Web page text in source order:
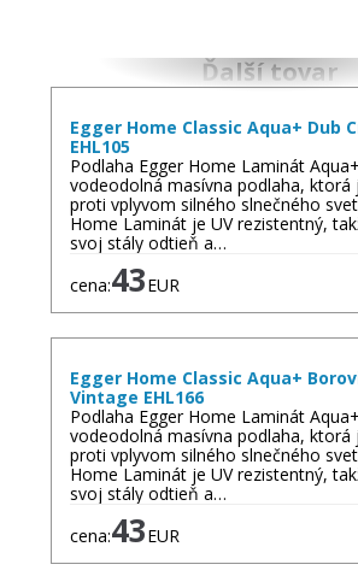
Ďalší tovar
Egger Home Classic Aqua+ Dub
EHL105
Podlaha Egger Home Laminát
vodeodolná masívna podlaha, ktorá
proti vplyvom silného slnečného
Home Laminát je UV rezistentný,
svoj stály odtieň a…
cena:43EUR
Egger Home Classic Aqua+
Vintage EHL166
Podlaha Egger Home Laminát
vodeodolná masívna podlaha, ktorá
proti vplyvom silného slnečného
Home Laminát je UV rezistentný,
svoj stály odtieň a…
cena:43EUR